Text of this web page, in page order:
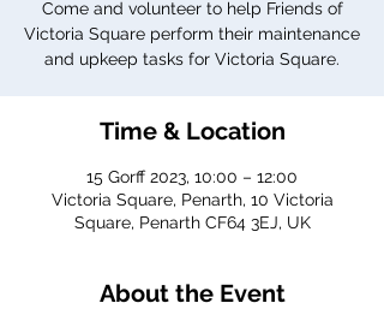
Come and volunteer to help Friends of
Victoria Square perform their maintenance
and upkeep tasks for Victoria Square.
Time & Location
15 Gorff 2023, 10:00 – 12:00
Victoria Square, Penarth, 10 Victoria
Square, Penarth CF64 3EJ, UK
About the Event